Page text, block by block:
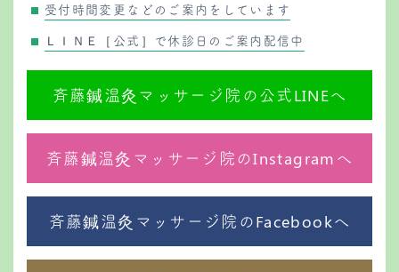
受付時間変更などのご案内をしています
ＬＩＮＥ［公式］で休診日のご案内配信中
斉藤鍼温灸マッサージ院の公式LINEへ
斉藤鍼温灸マッサージ院のInstagramへ
斉藤鍼温灸マッサージ院のFacebookへ